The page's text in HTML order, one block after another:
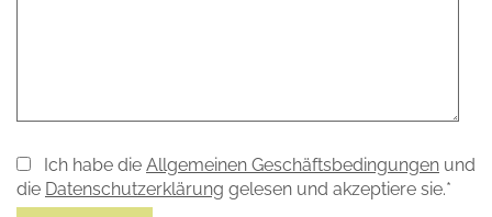
Ich habe die Allgemeinen Geschäftsbedingungen und
die Datenschutzerklärung gelesen und akzeptiere sie.*